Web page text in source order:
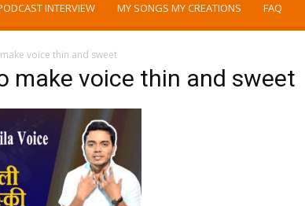
INTERVIEW MY SONGS MY CREATIONS FAQ
voice thin and sweet
make voice thin and sweet